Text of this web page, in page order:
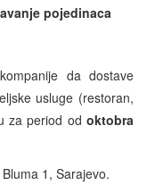
pojedinaca
da dostave
usluge (restoran,
za period od oktobra
1, Sarajevo.